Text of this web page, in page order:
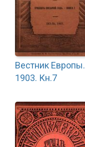
Вестник Европы.
1903. Кн.7